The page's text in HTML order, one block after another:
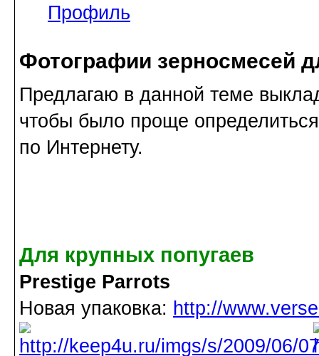
Профиль
Фотографии зерносмесей
Предлагаю в данной теме
чтобы было проще
по Интернету.
Для крупных попугаев
Prestige Parrots
Новая упаковка: http://